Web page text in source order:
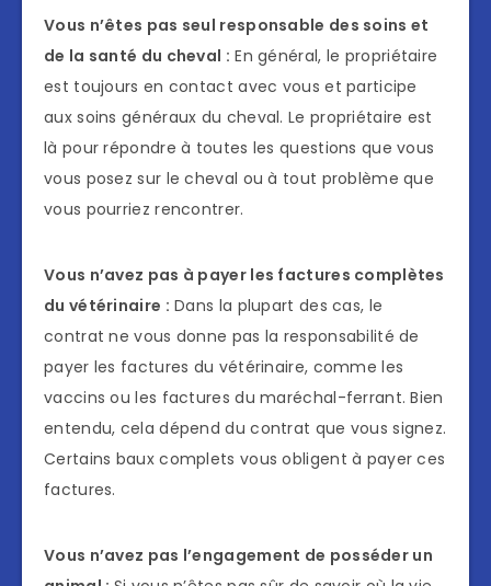
Vous n’êtes pas seul responsable des soins et
de la santé du cheval : En général, le propriétaire
est toujours en contact avec vous et participe
aux soins généraux du cheval. Le propriétaire est
là pour répondre à toutes les questions que vous
vous posez sur le cheval ou à tout problème que
vous pourriez rencontrer.
Vous n’avez pas à payer les factures complètes
du vétérinaire : Dans la plupart des cas, le
contrat ne vous donne pas la responsabilité de
payer les factures du vétérinaire, comme les
vaccins ou les factures du maréchal-ferrant. Bien
entendu, cela dépend du contrat que vous signez.
Certains baux complets vous obligent à payer ces
factures.
Vous n’avez pas l’engagement de posséder un